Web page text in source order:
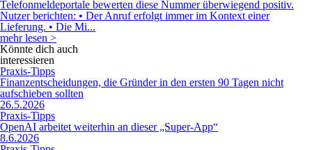
Telefonmeldeportale bewerten diese Nummer überwiegend positiv.
Nutzer berichten: • Der Anruf erfolgt immer im Kontext einer
Lieferung. • Die Mi...
mehr lesen >
Könnte dich auch
interessieren
Praxis-Tipps
Finanzentscheidungen, die Gründer in den ersten 90 Tagen nicht
aufschieben sollten
26.5.2026
Praxis-Tipps
OpenAI arbeitet weiterhin an dieser „Super-App“
8.6.2026